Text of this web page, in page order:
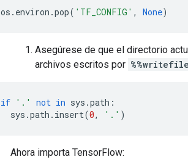
os . environ .pop( 'TF_CONFIG' , None)
Asegúrese de que el directorio
archivos escritos por %%writefile
if '.' not in sys .path :
sys .path . insert(0, '.' )
Ahora importa TensorFlow: